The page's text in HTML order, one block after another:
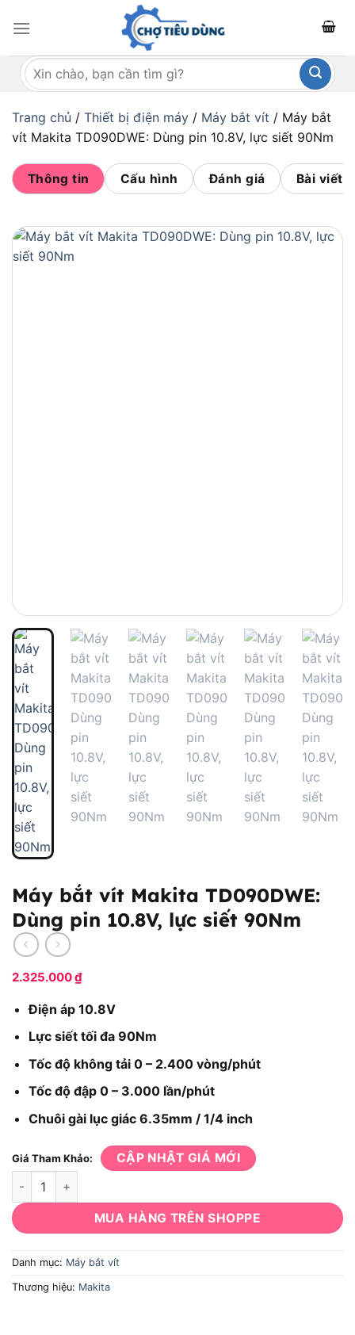
qua
dungTìm
kiếm:
Trang chủ / Thiết bị điện máy / Máy bắt vít / Máy bắt
vít Makita TD090DWE: Dùng pin 10.8V, lực siết 90Nm
Thông tin Cấu hình Đánh giá Bài viết
Máy bắt vít Makita TD090DWE:
Dùng pin 10.8V, lực siết 90Nm
2.325.000₫
Điện áp 10.8V
Lực siết tối đa 90Nm
Tốc độ không tải 0 – 2.400 vòng/phút
Tốc độ đập 0 – 3.000 lần/phút
Chuôi gài lục giác 6.35mm / 1/4 inch
Giá Tham Khảo: CẬP NHẬT GIÁ MỚI
Máy bắt vít Makita TD090DWE: Dùng pin 10.8V, lực siết
MUA HÀNG TRÊN SHOPPE
Danh mục: Máy bắt vít
Thương hiệu: Makita